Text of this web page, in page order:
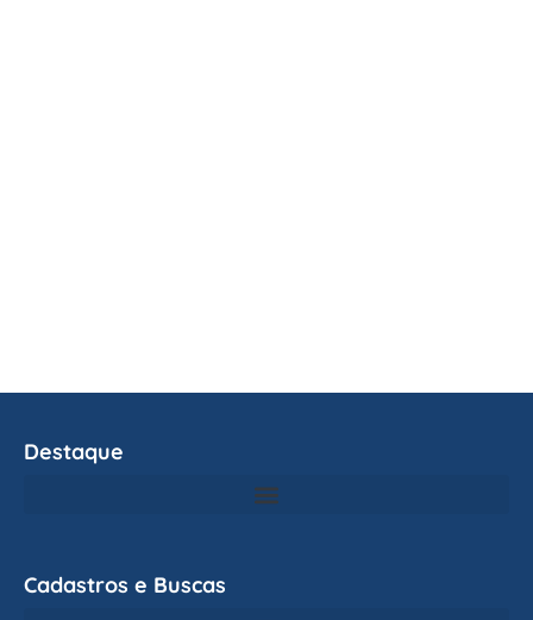
Destaque
Cadastros e Buscas